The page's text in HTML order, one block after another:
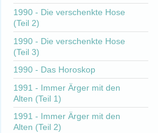
1990 - Die verschenkte Hose
(Teil 2)
1990 - Die verschenkte Hose
(Teil 3)
1990 - Das Horoskop
1991 - Immer Ärger mit den
Alten (Teil 1)
1991 - Immer Ärger mit den
Alten (Teil 2)